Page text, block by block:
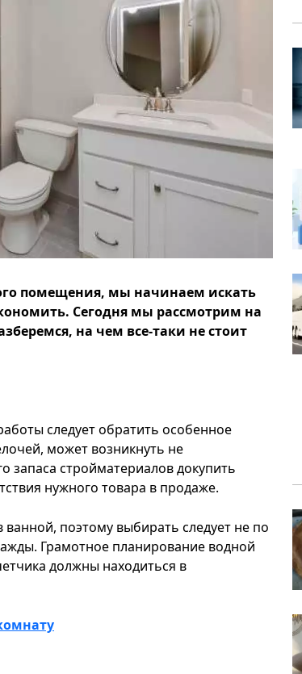
помещения, мы начинаем искать
Сегодня мы рассмотрим на
на чем все-таки не стоит
следует обратить особенное
может возникнуть не
запаса стройматериалов докупить
нужного товара в продаже.
поэтому выбирать следует не по
Грамотное планирование водной
должны находиться в